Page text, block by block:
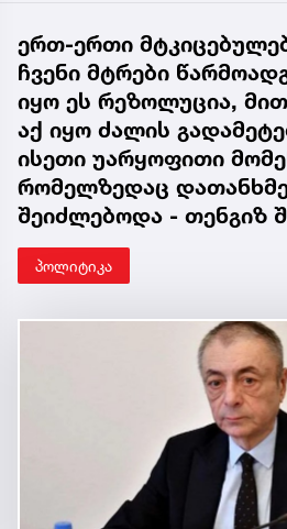
ერთ-ერთი
ჩვენი მტრები
იყო ეს რეზოლუცია,
აქ იყო ძალის
ისეთი უარყოფითი
რომელზედაც
შეიძლებოდა - თენგიზ
პოლიტიკა